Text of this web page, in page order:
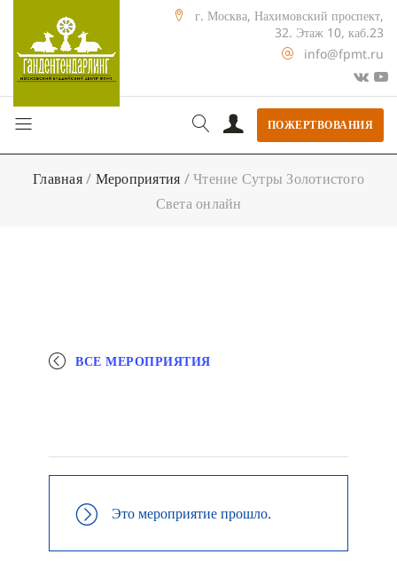
г. Москва, Нахимовский проспект,
32. Этаж 10, каб.23
info@fpmt.ru
ПОЖЕРТВОВАНИЯ
Главная/ Мероприятия /Чтение Сутры Золотистого
Света онлайн
ВСЕ МЕРОПРИЯТИЯ
Это мероприятие прошло.